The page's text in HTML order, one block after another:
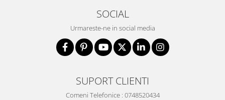
SOCIAL
Urmareste-ne in social media
SUPORT CLIENTI
Comeni Telefonice : 0748520434